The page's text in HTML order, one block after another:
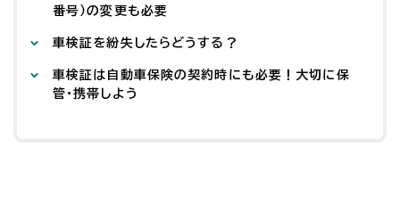
番号）の変更も必要
車検証を紛失したらどうする？
車検証は自動車保険の契約時にも必要！大切に保
管・携帯しよう